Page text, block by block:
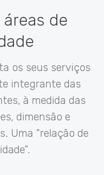
de
os seus serviços
integrante das
à medida das
dimensão e
Uma “relação de